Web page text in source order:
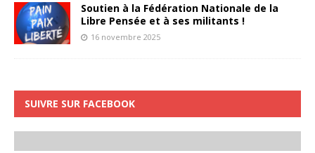
Soutien à la Fédération Nationale de la
Libre Pensée et à ses militants !
16 novembre 2025
SUIVRE SUR FACEBOOK